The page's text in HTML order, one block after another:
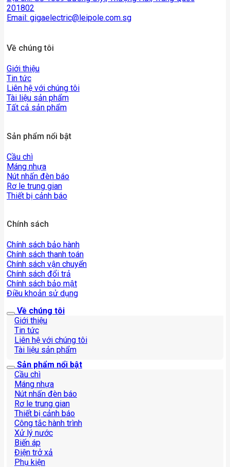
201802
Email: gigaelectric@leipole.com.sg
Về chúng tôi
Giới thiệu
Tin tức
Liên hệ với chúng tôi
Tài liệu sản phẩm
Tất cả sản phẩm
Sản phẩm nổi bật
Cầu chì
Máng nhựa
Nút nhấn đèn báo
Rơ le trung gian
Thiết bị cảnh báo
Chính sách
Chính sách bảo hành
Chính sách thanh toán
Chính sách vận chuyển
Chính sách đổi trả
Chính sách bảo mật
Điều khoản sử dụng
Về chúng tôi
Giới thiệu
Tin tức
Liên hệ với chúng tôi
Tài liệu sản phẩm
Sản phẩm nổi bật
Cầu chì
Máng nhựa
Nút nhấn đèn báo
Rơ le trung gian
Thiết bị cảnh báo
Công tắc hành trình
Xử lý nước
Biến áp
Điện trở xả
Phụ kiện